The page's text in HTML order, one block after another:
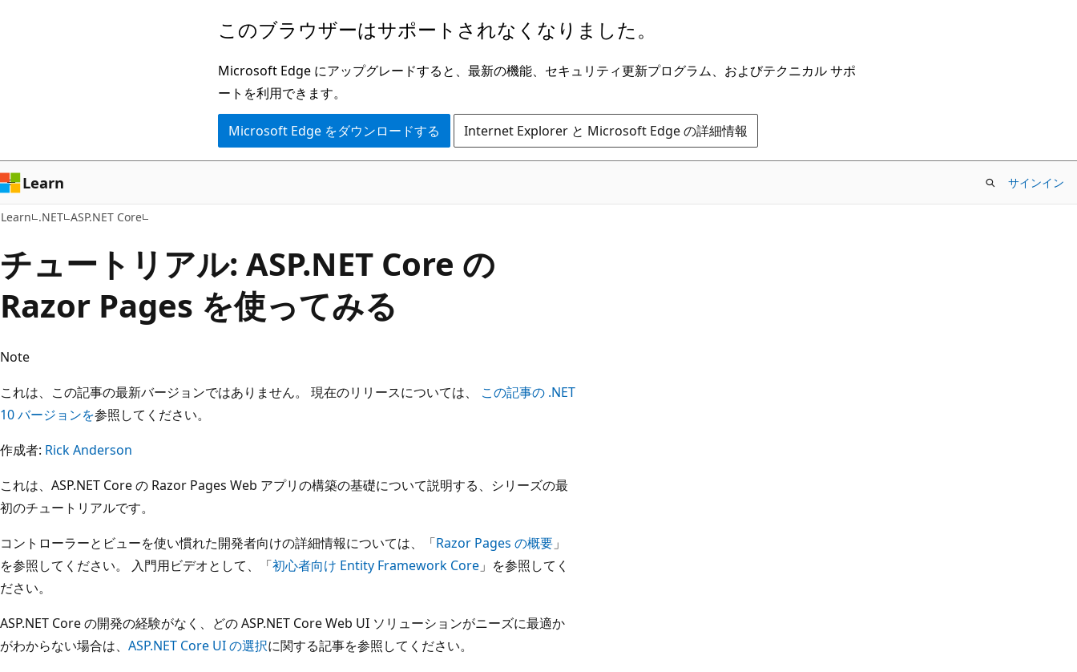
ン
ツ
に
ス
キ
ッ
プ
このブラウザーはサポートされなくなりました。
Microsoft Edge にアップグレードすると、最新の機能、セキュリティ更新プログラム、およびテクニカル サポ
ートを利用できます。
Microsoft Edge をダウンロードする Internet Explorer と Microsoft Edge の詳細情報
Learn サインイン
Learn .NET ASP.NET Core
チュートリアル: ASP.NET Core の
Razor Pages を使ってみる
Note
これは、この記事の最新バージョンではありません。 現在のリリースについては、 この記事の .NET
10 バージョンを参照してください。
作成者: Rick Anderson
これは、ASP.NET Core の Razor Pages Web アプリの構築の基礎について説明する、シリーズの最
初のチュートリアルです。
コントローラーとビューを使い慣れた開発者向けの詳細情報については、「Razor Pages の概要 」
を参照してください。 入門用ビデオとして、「初心者向け Entity Framework Core 」を参照してく
ださい。
ASP.NET Core の開発の経験がなく、どの ASP.NET Core Web UI ソリューションがニーズに最適か
がわからない場合は、 ASP.NET Core UI の選択に関する記事を参照してください。